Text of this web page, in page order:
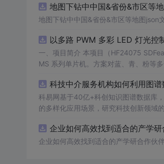
地图下钻中中国&省份&市区等
地图下钻中中国&省份&市区等地图json
以多路 PWM 多彩 LED 灯光控
一、项目简介 本项目（HF24075 SDFeatureRivertraining）是一套以多路 PWM 多彩 LED 灯光控制为核心的固件方案，基于 PADAUK P
MS 系列单片机。方案对蓝、青、粉等
WM 调光与色彩混合学习 3. 电子类课程设计 / 毕业设计 4. 灯光艺术与 DIY 项目 适配使用场景：学习练手、毕业设计、课程设计、创业售
卖、实操实训，突出实用性与可落地性。 二、硬件核心配置 · 主控芯片：PADAUK（应广科技）PMS 系列 8 位 OTP 单片机 · 外接外
- 多色 LED 灯组（蓝 / 青 / 粉等多路独立 PWM） - 轻触按键（模式切换） - 传感器（交互触发） · 操控设备
变化曲线营造丰富灯光律动； 3. 按键切换模式：轻触在多种灯效间循环切换； 4. 传感器交互：外部传感信号触发或联动灯光变化； 5. 低
功耗设计：闲置进入低功耗，按需唤醒。 6. 参数可配：亮灭周期、渐变速度等可调，便于定制。 四、项目优势与亮点 · 灯光细腻：多路独
科技中介服务机构如何利用图
科易网基于40亿+科创知识图谱数据库
的多样化应用场景，研究科技创新领域
企业如何高效找到适合的产学
企业如何高效找到适合的产学研合作伙